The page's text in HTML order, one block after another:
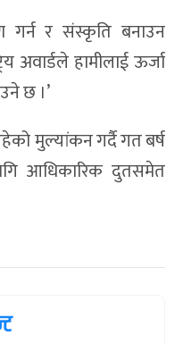
गर्न र संस्कृति बनाउन
अवार्डले हामीलाई ऊर्जा
छ ।’
मुल्यांकन गर्दै गत बर्ष
आधिकारिक दुतसमेत